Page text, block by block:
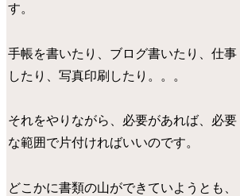
す。
手帳を書いたり、ブログ書いたり、仕事
したり、写真印刷したり。。。
それをやりながら、必要があれば、必要
な範囲で片付ければいいのです。
どこかに書類の山ができていようとも、